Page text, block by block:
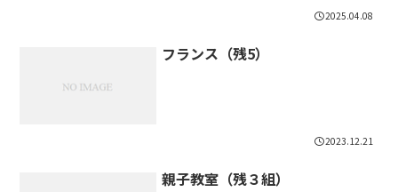
2025.04.08
フランス（残5）
2023.12.21
親子教室（残３組）